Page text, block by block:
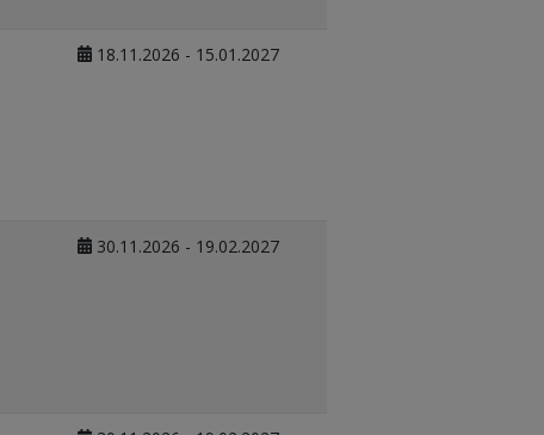
18.11.2026 - 15.01.2027
30.11.2026 - 19.02.2027